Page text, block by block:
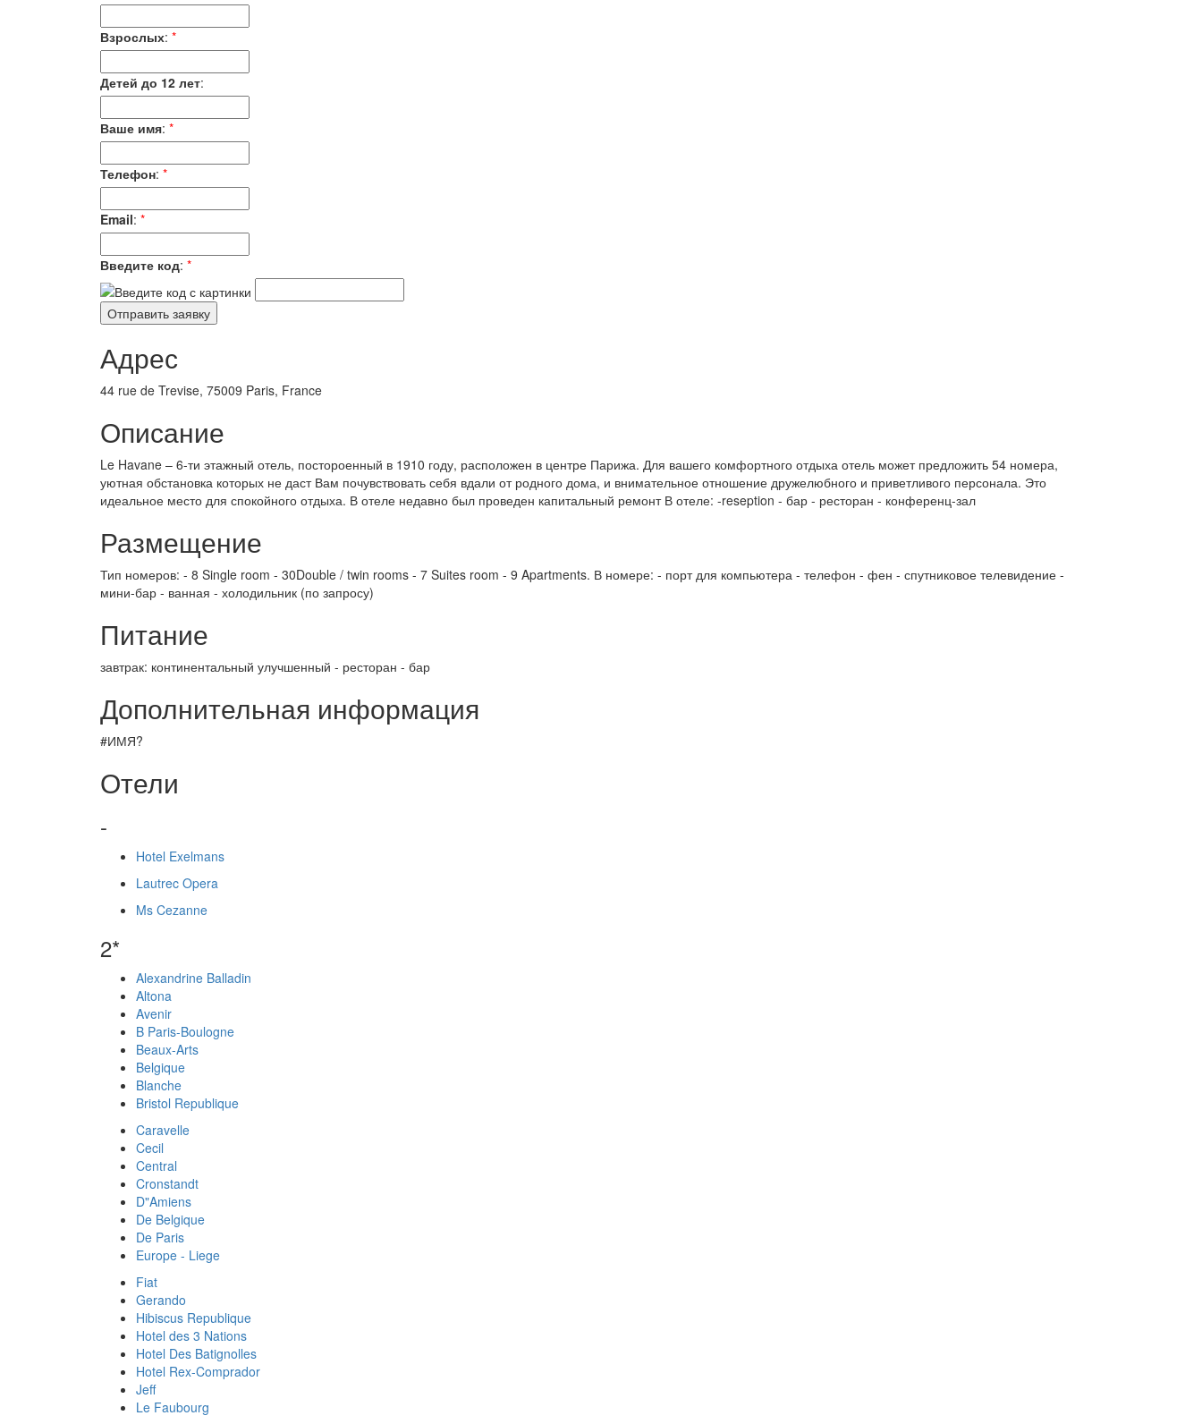
Взрослых: *
Детей до 12 лет:
Ваше имя: *
Телефон: *
Email: *
Введите код: *
Адрес
44 rue de Trevise, 75009 Paris, France
Описание
Le Havane – 6-ти этажный отель, постороенный в 1910 году, расположен в центре Парижа. Для вашего комфортного отдыха отель может предложить 54 номера,
уютная обстановка которых не даст Вам почувствовать себя вдали от родного дома, и внимательное отношение дружелюбного и приветливого персонала. Это
идеальное место для спокойного отдыха. В отеле недавно был проведен капитальный ремонт В отеле: -reseption - бар - ресторан - конференц-зал
Размещение
Тип номеров: - 8 Single room - 30Double / twin rooms - 7 Suites room - 9 Apartments. В номере: - порт для компьютера - телефон - фен - спутниковое телевидение -
мини-бар - ванная - холодильник (по запросу)
Питание
завтрак: континентальный улучшенный - ресторан - бар
Дополнительная информация
#ИМЯ?
Отели
-
Hotel Exelmans
Lautrec Opera
Ms Cezanne
2*
Alexandrine Balladin
Altona
Avenir
B Paris-Boulogne
Beaux-Arts
Belgique
Blanche
Bristol Republique
Caravelle
Cecil
Central
Cronstandt
D"Amiens
De Belgique
De Paris
Europe - Liege
Fiat
Gerando
Hibiscus Republique
Hotel des 3 Nations
Hotel Des Batignolles
Hotel Rex-Comprador
Jeff
Le Faubourg